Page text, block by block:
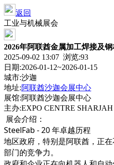
返回
工业与机械展会
2026年阿联酋金属加工焊接及
2025-09-02 13:07 浏览:93
日期:2026-01-12~2026-01-15
城市:沙迦
地址:阿联酋沙迦会展中心
展馆:阿联酋沙迦会展中心
主办:EXPO CENTRE SHARJAH
展会介绍：
SteelFab - 20 年卓越历程
地区政府，特别是阿联酋，正
部门的竞争力。